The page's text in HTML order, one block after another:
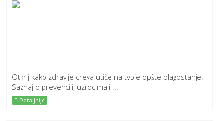
Otkrij kako zdravlje creva utiče na tvoje opšte blagostanje.
Saznaj o prevenciji, uzrocima i ...
Detaljnije